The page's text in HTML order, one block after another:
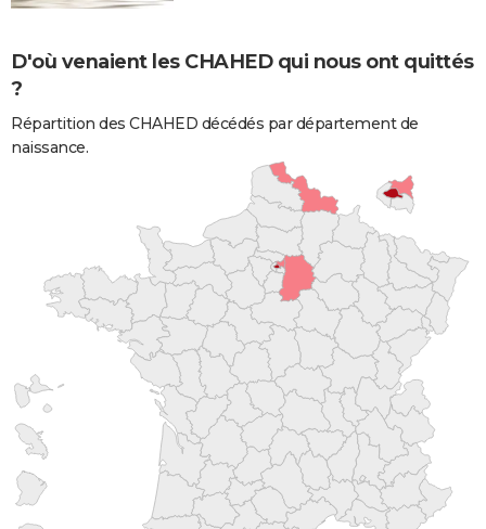
D'où venaient les CHAHED qui nous ont quittés
?
Répartition des CHAHED décédés par département de
naissance.